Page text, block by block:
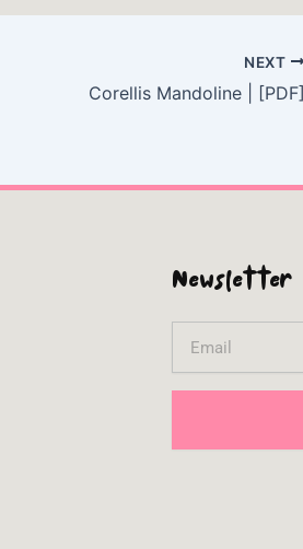
NEXT
Corellis Mandoline | [PDF]
Newsletter